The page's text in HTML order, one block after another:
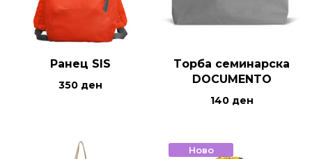
Ранец SIS
350 ден
Tорба семинарска
DOCUMENTO
140 ден
Ново